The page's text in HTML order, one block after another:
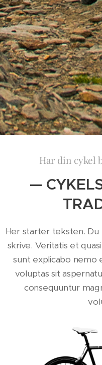
Har din cykel
—
Her starter teksten.
skrive. Veritatis et
sunt explicabo nemo
voluptas sit
consequuntur